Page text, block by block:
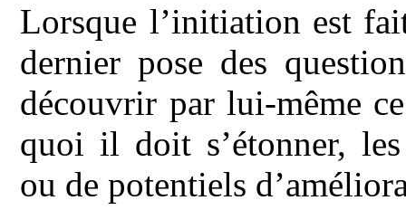
Lorsque l’initiation est
dernier pose des
découvrir par lui-même
quoi il doit s’étonner,
ou de potentiels